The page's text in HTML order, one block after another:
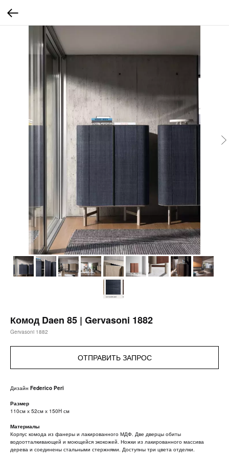
Комод Daen 85 | Gervasoni 1882
Gervasoni 1882
ОТПРАВИТЬ ЗАПРОС
Дизайн Federico Peri
Размер
110см х 52см х 150H см
Материалы
Корпус комода из фанеры и лакированного МДФ. Две дверцы обиты
водоотталкивающей и моющейся экокожей. Ножки из лакированного массива
дерева и соединены стальными стержнями. Доступны три цвета отделки.